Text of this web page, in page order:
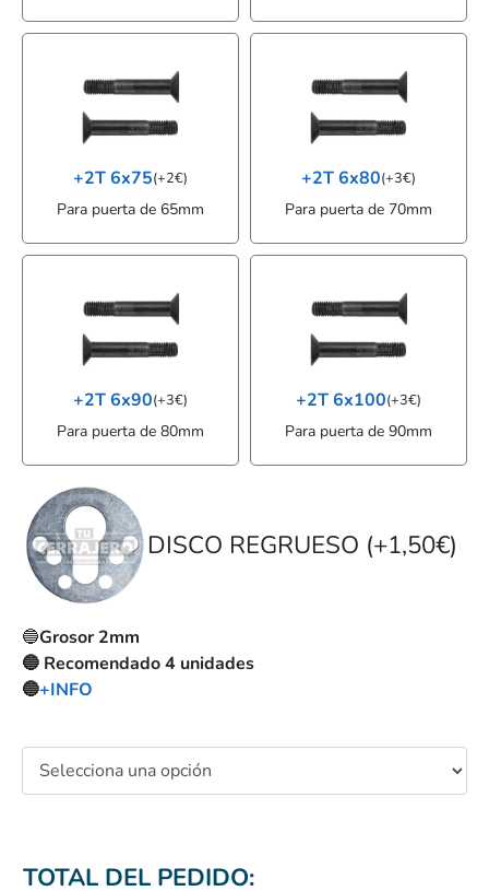
+2T 6x75(+2€)
Para puerta de 65mm
+2T 6x80(+3€)
Para puerta de 70mm
+2T 6x90(+3€)
Para puerta de 80mm
+2T 6x100(+3€)
Para puerta de 90mm
DISCO REGRUESO (+1,50€)
🔵Grosor 2mm
🔵 Recomendado 4 unidades
🔵+INFO
TOTAL DEL PEDIDO: